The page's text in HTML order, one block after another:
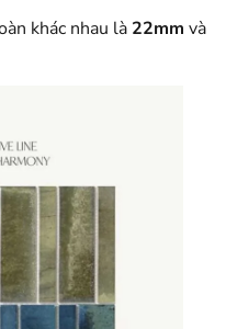
khác nhau là 22mm và